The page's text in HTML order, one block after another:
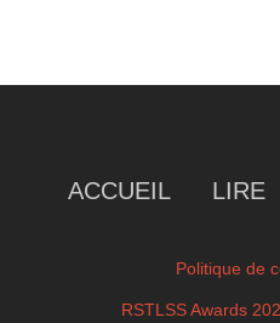
ACCUEIL LIRE
Politique de
RSTLSS Awards